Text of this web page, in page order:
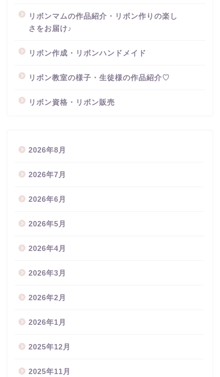
リボンマムの作品紹介・リボン作りの楽し
さをお届け♪
リボン作成・リボンハンドメイド
リボン教室の様子・生徒様の作品紹介♡
リボン資格・リボン販売
2026年8月
2026年7月
2026年6月
2026年5月
2026年4月
2026年3月
2026年2月
2026年1月
2025年12月
2025年11月